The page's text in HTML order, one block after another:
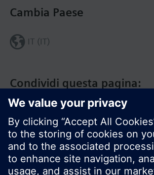
Condividi questa pagina:
Cambia Paese
IT (IT)